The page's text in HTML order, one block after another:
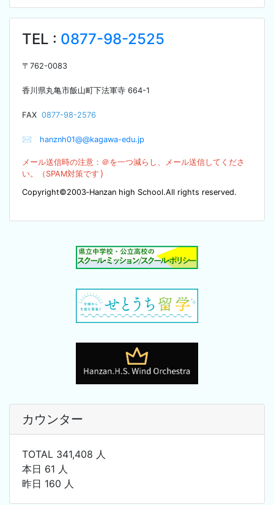
TEL : 0877-98-2525
〒 762-0083
香川県丸亀市飯山町下法軍寺 664-1
FAX 0877-98-2576
✉ hanznh01@@kagawa-edu.jp
メール送信時の注意：＠を一つ減らし、メール送信してくださ
い。（SPAM対策です ）
Copyright©2003‐Hanzan high School.All rights reserved.
カウンター
TOTAL 341,408 人
本日 61 人
昨日 160 人